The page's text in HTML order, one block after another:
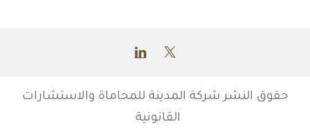
حقوق النشر شركة المدينة للمحاماة والاستشارات
القانونية